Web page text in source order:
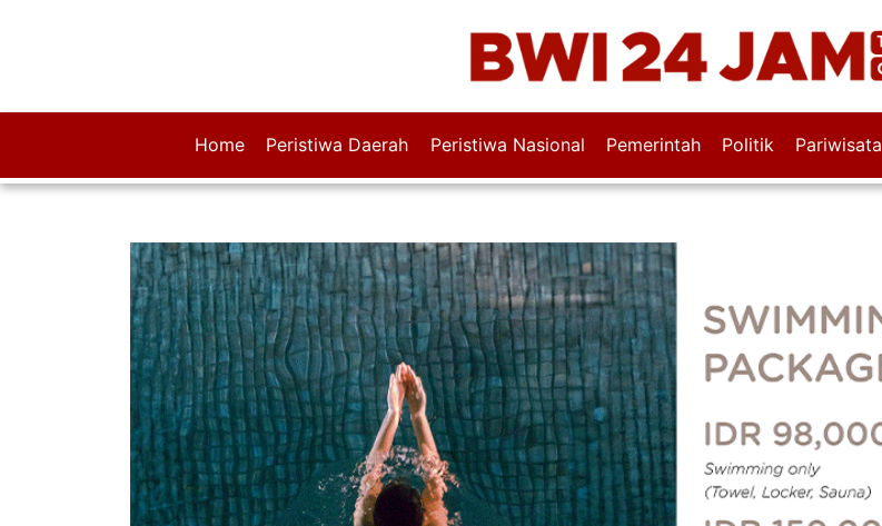
Home Peristiwa Daerah Peristiwa Nasional Pemerintah Politik Pariwisata